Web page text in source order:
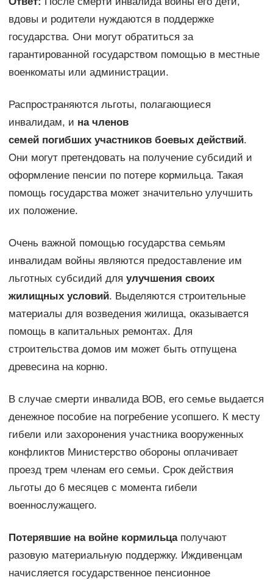
вдовы и родители нуждаются в поддержке
государства. Они могут обратиться за
гарантированной государством помощью в местные
военкоматы или администрации.
Распространяются льготы, полагающиеся
инвалидам, и на членов
семей погибших участников боевых действий.
Они могут претендовать на получение субсидий и
оформление пенсии по потере кормильца. Такая
помощь государства может значительно улучшить
их положение.
Очень важной помощью государства семьям
инвалидам войны являются предоставление им
льготных субсидий для улучшения своих
жилищных условий. Выделяются строительные
материалы для возведения жилища, оказывается
помощь в капитальных ремонтах. Для
строительства домов им может быть отпущена
древесина на корню.
В случае смерти инвалида ВОВ, его семье выдается
денежное пособие на погребение усопшего. К месту
гибели или захоронения участника вооруженных
конфликтов Министерство обороны оплачивает
проезд трем членам его семьи. Срок действия
льготы до 6 месяцев с момента гибели
военнослужащего.
Потерявшие на войне кормильцаполучают
разовую материальную поддержку. Иждивенцам
начисляется государственное пенсионное